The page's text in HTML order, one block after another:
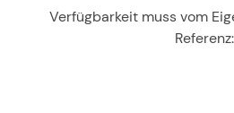
Verfügbarkeit muss vom